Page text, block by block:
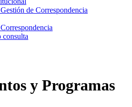
de Correspondencia
y Programas